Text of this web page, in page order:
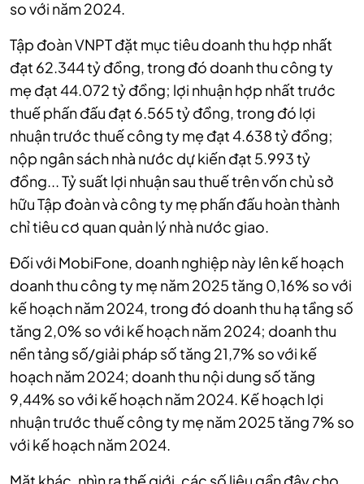
so với năm 2024.
Tập đoàn VNPT đặt mục tiêu doanh thu hợp nhất
đạt 62.344 tỷ đồng, trong đó doanh thu công ty
mẹ đạt 44.072 tỷ đồng; lợi nhuận hợp nhất trước
thuế phấn đấu đạt 6.565 tỷ đồng, trong đó lợi
nhuận trước thuế công ty mẹ đạt 4.638 tỷ đồng;
nộp ngân sách nhà nước dự kiến đạt 5.993 tỷ
đồng... Tỷ suất lợi nhuận sau thuế trên vốn chủ sở
hữu Tập đoàn và công ty mẹ phấn đấu hoàn thành
chỉ tiêu cơ quan quản lý nhà nước giao.
Đối với MobiFone, doanh nghiệp này lên kế hoạch
doanh thu công ty mẹ năm 2025 tăng 0,16% so với
kế hoạch năm 2024, trong đó doanh thu hạ tầng số
tăng 2,0% so với kế hoạch năm 2024; doanh thu
nền tảng số/giải pháp số tăng 21,7% so với kế
hoạch năm 2024; doanh thu nội dung số tăng
9,44% so với kế hoạch năm 2024. Kế hoạch lợi
nhuận trước thuế công ty mẹ năm 2025 tăng 7% so
với kế hoạch năm 2024.
Mặt khác, nhìn ra thế giới, các số liệu gần đây cho